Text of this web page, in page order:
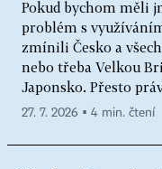
Pokud bychom měli
problém s
zmínili Česko a
nebo třeba Velkou
Japonsko. Přesto
27. 7. 2026 ▪ 4 min. čtení